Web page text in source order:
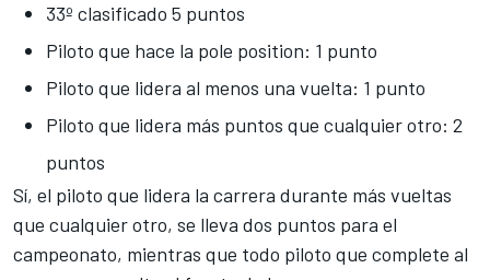
33º clasificado 5 puntos
Piloto que hace la pole position: 1 punto
Piloto que lidera al menos una vuelta: 1 punto
Piloto que lidera más puntos que cualquier otro: 2
puntos
Sí, el piloto que lidera la carrera durante más vueltas
que cualquier otro, se lleva dos puntos para el
campeonato, mientras que todo piloto que complete al